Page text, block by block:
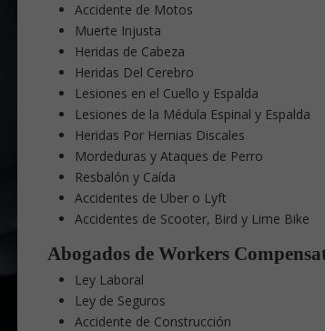
Accidente de Motos
Muerte Injusta
Heridas de Cabeza
Heridas Del Cerebro
Lesiones en el Cuello y Espalda
Lesiones de la Médula Espinal y Espalda
Heridas Por Hernias Discales
Mordeduras y Ataques de Perro
Resbalón y Caída
Accidentes de Uber o Lyft
Accidentes de Scooter, Bird y Lime Bike
Abogados de Workers
Ley Laboral
Ley de Seguros
Accidente de Construcción